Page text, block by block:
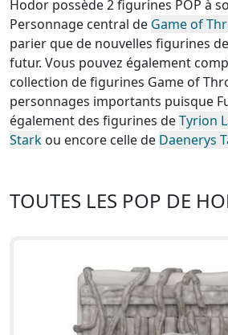
Hodor possède 2 figurines POP à
Personnage central de Game of
parier que de nouvelles figurines
futur. Vous pouvez également
collection de figurines Game of
personnages importants puisque
également des figurines deTyrion
Stark ou encore celle de Daenerys
TOUTES LES POP DE